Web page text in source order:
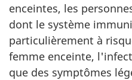
enceintes, les
dont le système
particulièrement à
femme enceinte,
que des symptômes